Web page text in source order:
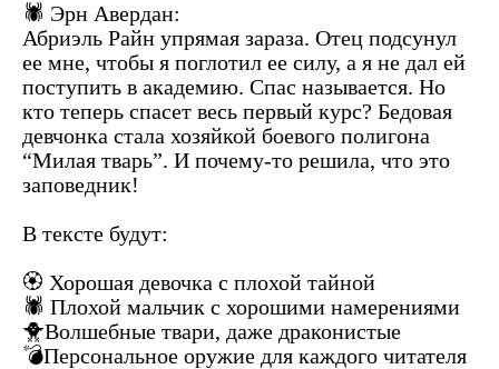
🕷 Эрн Авердан:
Абриэль Райн упрямая зараза. Отец подсунул
ее мне, чтобы я поглотил ее силу, а я не дал ей
поступить в академию. Спас называется. Но
кто теперь спасет весь первый курс? Бедовая
девчонка стала хозяйкой боевого полигона
“Милая тварь”. И почему-то решила, что это
заповедник!
В тексте будут:
🏵 Хорошая девочка с плохой тайной
🕷 Плохой мальчик с хорошими намерениями
🐥Волшебные твари, даже драконистые
💣Персональное оружие для каждого читателя